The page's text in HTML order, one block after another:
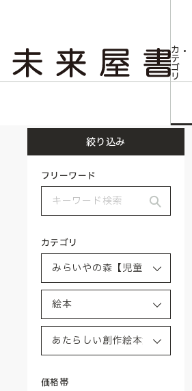
カ
テ
ゴ
リ
絞り込み
フリーワード
カテゴリ
価格帯